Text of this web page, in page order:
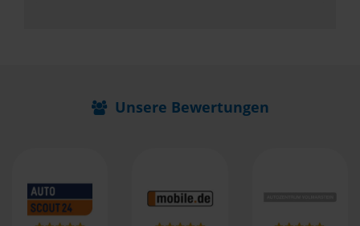
Unsere Bewertungen